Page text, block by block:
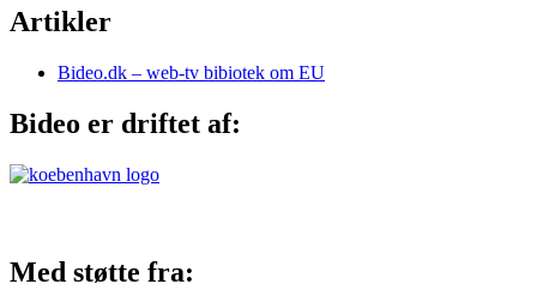
Artikler
Bideo.dk – web-tv bibiotek om EU
Bideo er driftet af:
Med støtte fra: